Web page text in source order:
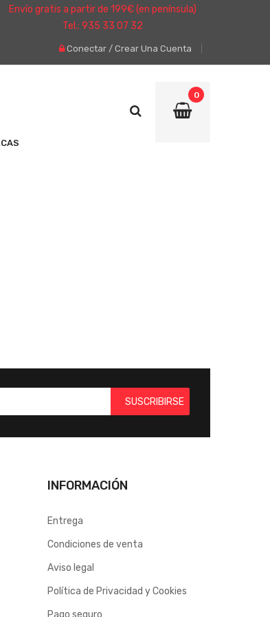
Envío gratis a partir de 199€ (en península)
Tel.: 935 33 07 32
Conectar / Crear Una Cuenta
0
SUSCRIBIRSE
INFORMACIÓN
Entrega
Condiciones de venta
Aviso legal
Política de Privacidad y Cookies
Pago seguro